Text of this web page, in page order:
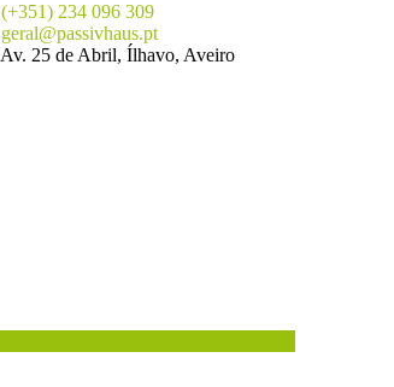
(+351) 234 096 309
geral@passivhaus.pt
Av. 25 de Abril, Ílhavo, Aveiro